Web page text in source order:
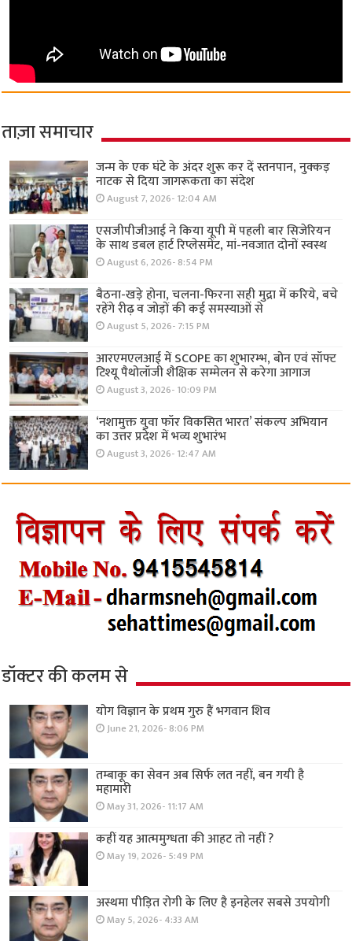
ताज़ा समाचार
जन्म के एक घंटे के अंदर शुरू कर दें स्तनपान, नुक्कड़
नाटक से दिया जागरूकता का संदेश
August 7, 2026- 12:04 AM
एसजीपीजीआई ने किया यूपी में पहली बार सिजेरियन
के साथ डबल हार्ट रिप्लेसमेंट, मां-नवजात दोनों स्वस्थ
August 6, 2026- 8:54 PM
बैठना-खड़े होना, चलना-फिरना सही मुद्रा में करिये, बचे
रहेंगे रीढ़ व जोड़ों की कई समस्याओं से
August 5, 2026- 7:15 PM
आरएमएलआई में SCOPE का शुभारम्भ, बोन एवं सॉफ्ट
टिश्यू पैथोलॉजी शैक्षिक सम्मेलन से करेगा आगाज
August 3, 2026- 10:09 PM
‘नशामुक्त युवा फॉर विकसित भारत’ संकल्प अभियान
का उत्तर प्रदेश में भव्य शुभारंभ
August 3, 2026- 12:47 AM
डॉक्टर की कलम से
योग विज्ञान के प्रथम गुरु हैं भगवान शिव
June 21, 2026- 8:06 PM
तम्बाकू का सेवन अब सिर्फ लत नहीं, बन गयी है
महामारी
May 31, 2026- 11:17 AM
कहीं यह आत्ममुग्धता की आहट तो नहीं ?
May 19, 2026- 5:49 PM
अस्थमा पीड़ित रोगी के लिए है इनहेलर सबसे उपयोगी
May 5, 2026- 4:33 AM